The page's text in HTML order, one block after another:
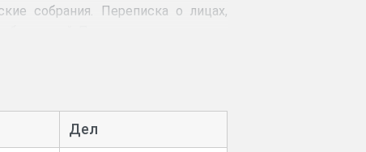
собрания. Переписка о лицах,
Дел